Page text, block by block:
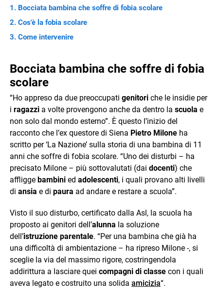
Bocciata bambina che soffre di fobia scolare
Cos'è la fobia scolare
Come intervenire
Bocciata bambina che soffre di fobia
scolare
“Ho appreso da due preoccupati genitori che le insidie per
i ragazzi a volte provengono anche da dentro la scuola e
non solo dal mondo esterno”. È questo l’inizio del
racconto che l’ex questore di Siena Pietro Milone ha
scritto per ‘La Nazione’ sulla storia di una bambina di 11
anni che soffre di fobia scolare. “Uno dei disturbi – ha
precisato Milone – più sottovalutati (dai docenti) che
affligge bambini ed adolescenti, i quali provano alti livelli
di ansia e di paura ad andare e restare a scuola”.
Visto il suo disturbo, certificato dalla Asl, la scuola ha
proposto ai genitori dell’alunna la soluzione
dell’istruzione parentale. “Per una bambina che già ha
una difficoltà di ambientazione – ha ripreso Milone -, si
sceglie la via del massimo rigore, costringendola
addirittura a lasciare quei compagni di classe con i quali
aveva legato e costruito una solida amicizia“.